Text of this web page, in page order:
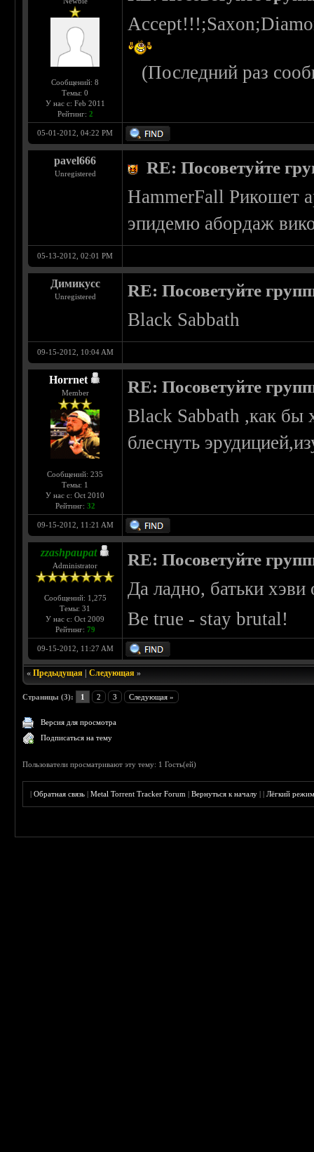
Сообщений: 8
Темы: 0
У нас с: Feb 2011
Рейтинг: 2
(Последний раз
05-01-2012, 04:22 PM
pavel666
Unregistered RE: Посоветуйте
HammerFall Рикошет
эпидемю абордаж
05-13-2012, 02:01 PM
Димикусс
Unregistered RE: Посоветуйте
Black Sabbath
09-15-2012, 10:04 AM
Horrnet
Member
Сообщений: 235
Темы: 1
У нас с: Oct 2010
Рейтинг: 32
RE: Посоветуйте
Black Sabbath ,как бы
блеснуть
09-15-2012, 11:21 AM
zzashpaupat
Administrator
Сообщений: 1,275
Темы: 31
У нас с: Oct 2009
Рейтинг: 79
RE: Посоветуйте
Да ладно, батьки
Be true - stay brutal!
09-15-2012, 11:27 AM
«Предыдущая |Следующая »
Страницы (3): 1 2 3 Следующая »
Версия для просмотра
Подписаться на тему
Пользователи просматривают эту тему: 1 Гость(ей)
|Обратная связь |Metal Torrent Tracker Forum |Вернуться к началу ||Лёгкий